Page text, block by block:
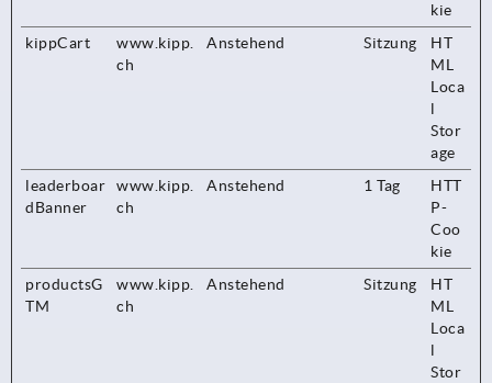
kie
kippCart
www.kipp.
ch
Anstehend Sitzung
HT
ML
Loca
l
Stor
age
leaderboar
dBanner
www.kipp.
ch
Anstehend 1 Tag
HTT
P-
Coo
kie
productsG
TM
www.kipp.
ch
Anstehend Sitzung
HT
ML
Loca
l
Stor